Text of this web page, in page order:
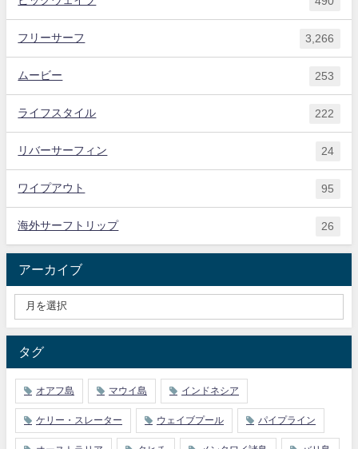
フリーサーフ 3,266
ムービー 253
ライフスタイル 222
リバーサーフィン 24
ワイプアウト 95
海外サーフトリップ 26
アーカイブ
タグ
オアフ島 マウイ島 インドネシア
ケリー・スレーター ウェイブプール パイプライン